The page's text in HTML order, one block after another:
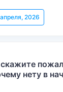
2026
нету в